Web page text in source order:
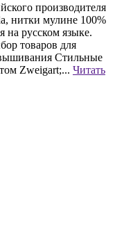
производителя
нитки мулине 100%
на русском языке.
товаров для
Стильные
Zweigart;... Читать